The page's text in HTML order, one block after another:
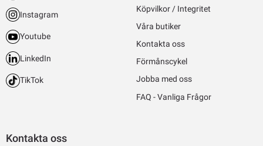
Kontakta oss
Instagram
Youtube
LinkedIn
TikTok
Köpvilkor / Integritet
Våra butiker
Kontakta oss
Förmånscykel
Jobba med oss
FAQ - Vanliga Frågor